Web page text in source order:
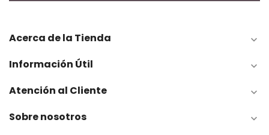
Acerca de la Tienda 
Información Útil 
Atención al Cliente 
Sobre nosotros 